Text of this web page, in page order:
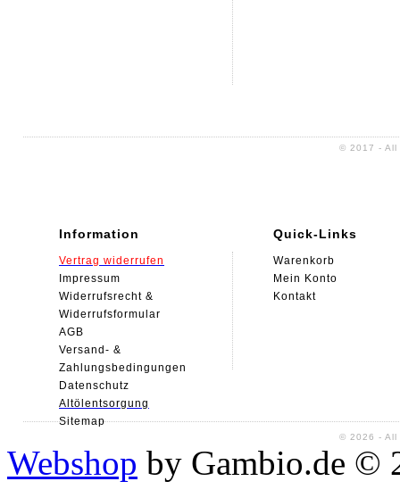
© 2017 - All
Information
Vertrag widerrufen
Impressum
Widerrufsrecht &
Widerrufsformular
AGB
Versand- &
Zahlungsbedingungen
Datenschutz
Altölentsorgung
Sitemap
Quick-Links
Warenkorb
Mein Konto
Kontakt
© 2026 - All
Webshop by Gambio.de ©